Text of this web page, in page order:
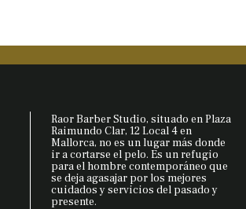
Raor Barber Studio, situado en Plaza
Raimundo Clar, 12 Local 4 en
Mallorca, no es un lugar más donde
ir a cortarse el pelo. Es un refugio
para el hombre contemporáneo que
se deja agasajar por los mejores
cuidados y servicios del pasado y
presente.